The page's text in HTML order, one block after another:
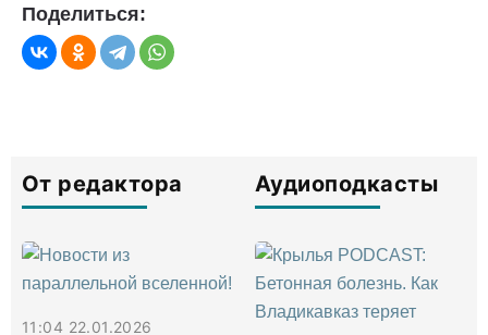
Поделиться:
От редактора
11:04 22.01.2026
Аудиоподкасты